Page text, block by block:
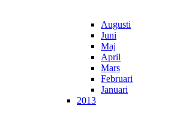
Augusti
Juni
Maj
April
Mars
Februari
Januari
2013